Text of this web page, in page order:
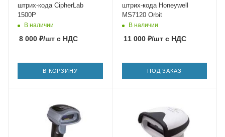
штрих-кода CipherLab
1500P
В наличии
8 000 ₽/шт с НДС
В КОРЗИНУ
штрих-кода Honeywell
MS7120 Orbit
В наличии
11 000₽/штс НДС
ПОД ЗАКАЗ